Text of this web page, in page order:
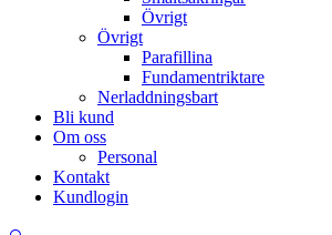
Övrigt
Övrigt
Parafillina
Fundamentriktare
Nerladdningsbart
Bli kund
Om oss
Personal
Kontakt
Kundlogin